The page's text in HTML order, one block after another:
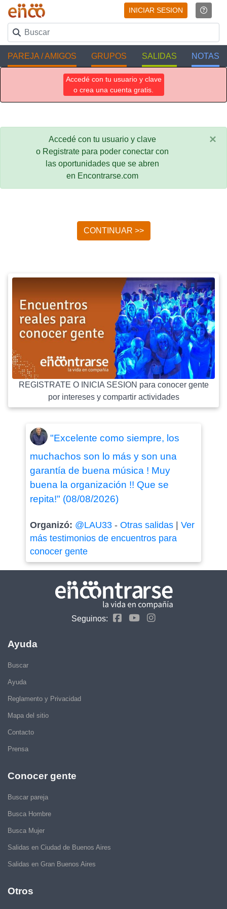
INICIAR SESION
PAREJA / AMIGOS GRUPOS SALIDAS NOTAS
Accedé con tu usuario y clave
o crea una cuenta gratis.
Accedé con tu usuario y clave
o Registrate para poder conectar con
las oportunidades que se abren
en Encontrarse.com
×
CONTINUAR >>
REGISTRATE O INICIA SESION para conocer gente
por intereses y compartir actividades
"Excelente como siempre, los
muchachos son lo más y son una
garantía de buena música ! Muy
buena la organización !! Que se
repita!" (08/08/2026)
Organizó: @LAU33- Otras salidas| Ver
más testimonios de encuentros para
conocer gente
Seguinos:
Ayuda
Buscar
Ayuda
Reglamento y Privacidad
Mapa del sitio
Contacto
Prensa
Conocer gente
Buscar pareja
Busca Hombre
Busca Mujer
Salidas en Ciudad de Buenos Aires
Salidas en Gran Buenos Aires
Otros